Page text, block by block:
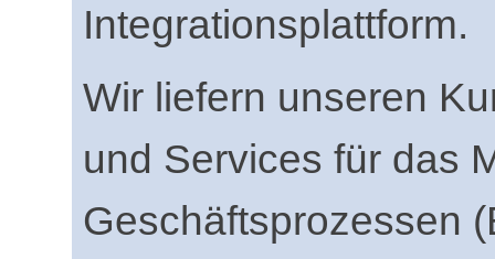
Integrationsplattform.
Wir liefern unseren
und Services für das
Geschäftsprozessen